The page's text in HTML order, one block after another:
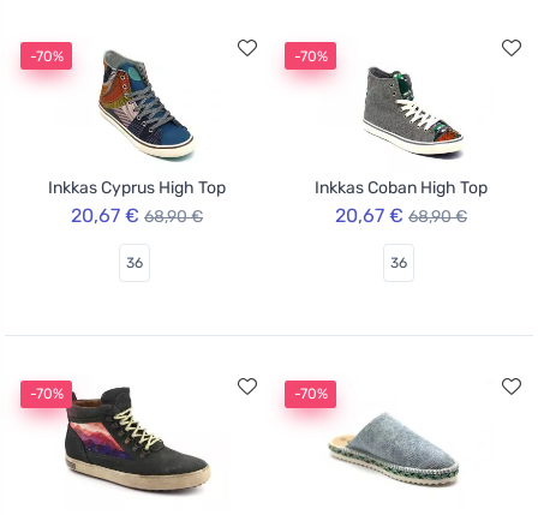
-70%
Inkkas Cyprus High Top
20,67 € 68,90 €
36
-70%
Inkkas Coban High Top
20,67 € 68,90 €
36
-70% -70%